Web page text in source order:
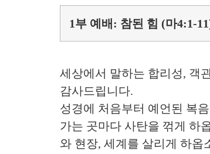
1부 예배: 참된 힘 (마4:1-
세상에서 말하는 합리성, 객
감사드립니다.
성경에 처음부터 예언된 복
가는 곳마다 사탄을 꺾게 하
와 현장, 세계를 살리게 하옵